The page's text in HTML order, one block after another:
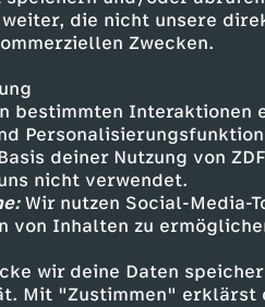
die nicht unsere
Zwecken.
bestimmten Interaktionen
deiner Nutzung von
nicht verwendet.
Wir nutzen Social-Media-
von Inhalten zu
wir deine Daten
Mit "Zustimmen" erklärst